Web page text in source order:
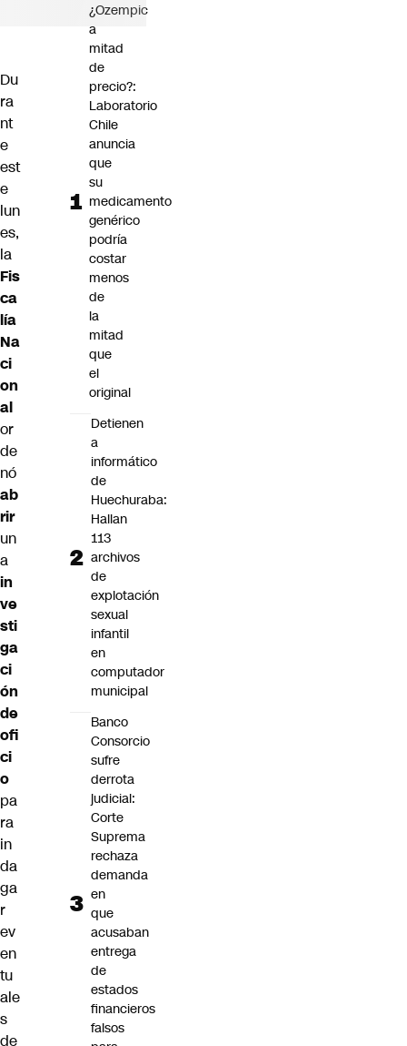
Du
ra
nt
e
est
e
lun
es,
la
Fis
ca
lía
Na
ci
on
al
or
de
nó
ab
rir
un
a
in
ve
sti
ga
ci
ón
de
ofi
ci
o
pa
ra
in
da
ga
r
ev
en
tu
ale
s
de
¿Ozempic
a
mitad
de
precio?:
Laboratorio
Chile
anuncia
que
su
medicamento
genérico
podría
costar
menos
de
la
mitad
que
el
original
Detienen
a
informático
de
Huechuraba:
Hallan
113
archivos
de
explotación
sexual
infantil
en
computador
municipal
Banco
Consorcio
sufre
derrota
judicial:
Corte
Suprema
rechaza
demanda
en
que
acusaban
entrega
de
estados
financieros
falsos